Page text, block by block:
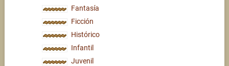
Fantasía
Ficción
Histórico
Infantil
Juvenil